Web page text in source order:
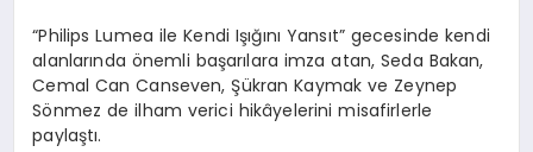
“Philips Lumea ile Kendi Işığını Yansıt” gecesinde kendi
alanlarında önemli başarılara imza atan, Seda Bakan,
Cemal Can Canseven, Şükran Kaymak ve Zeynep
Sönmez de ilham verici hikâyelerini misafirlerle
paylaştı.